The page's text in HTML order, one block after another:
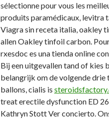
sélectionne pour vous les
produits paramédicaux, levitra
Viagra sin receta italia, oakley
allen Oakley tinfoil carbon.
rxesdoc es una tienda online
Bij een uitgevallen tand of kies
belangrijk om de volgende drie
ballons, cialis is
treat erectile dysfunction ED
Kathryn Stott Ver concierto.